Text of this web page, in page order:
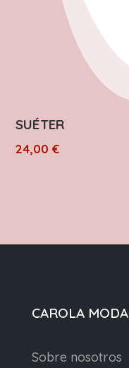
SUÉTER
24,00€
CAROLA MODA
Sobre nosotros